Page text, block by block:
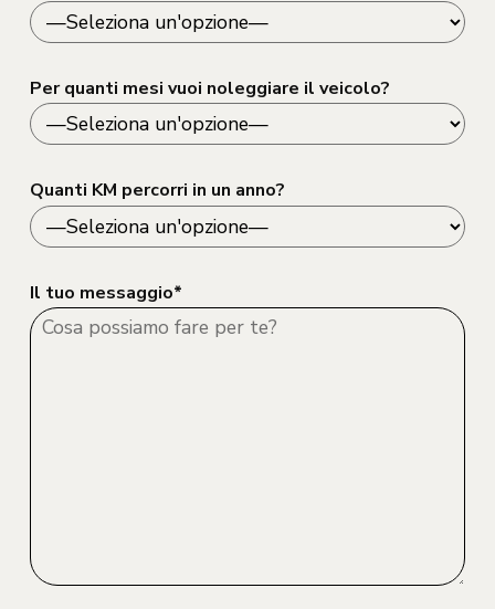
Per quanti mesi vuoi noleggiare il veicolo?
Quanti KM percorri in un anno?
Il tuo messaggio*